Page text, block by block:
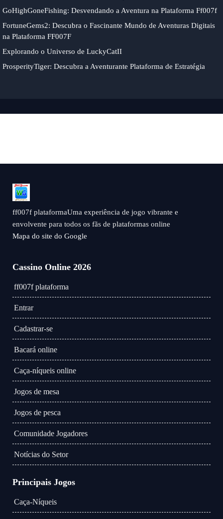
GoHighGoneFishing: Desvendando a Aventura na Plataforma Ff007f
FortuneGems2: Descubra o Fascinante Mundo de Aventuras Digitais
na Plataforma FF007F
Explorando o Universo de LuckyCatII
ProsperityTiger: Descubra a Aventurante Plataforma de Estratégia
ff007f plataformaUma experiência de jogo vibrante e
envolvente para todos os fãs de plataformas online
Mapa do site do Google
Cassino Online 2026
ff007f plataforma
Entrar
Cadastrar-se
Bacará online
Caça-níqueis online
Jogos de mesa
Jogos de pesca
Comunidade Jogadores
Notícias do Setor
Principais Jogos
Caça-Níqueis